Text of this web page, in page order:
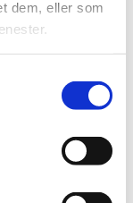
dem, eller som